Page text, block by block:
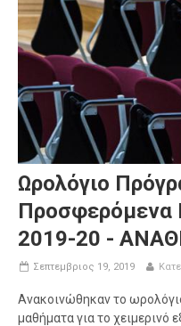
Ωρολόγιο
Προσφερόμενα
2019-20 -
Σεπτεμβριος 19, 2019
Ανακοινώθηκαν το
μαθήματα για το χειμερινό